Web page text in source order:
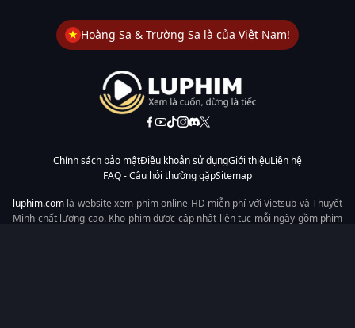
Hoàng Sa & Trường Sa là của Việt Nam!
Chính sách bảo mậtĐiều khoản sử dụngGiới thiệuLiên hệ
FAQ - Câu hỏi thường gặpSitemap
luphim.com là website xem phim online HD miễn phí với Vietsub và Thuyết
Minh chất lượng cao. Kho phim được cập nhật liên tục mỗi ngày gồm phim